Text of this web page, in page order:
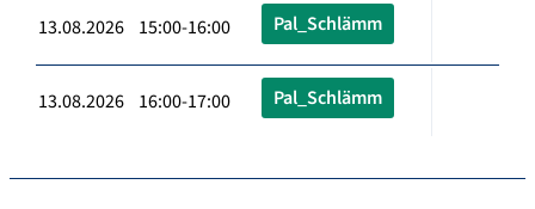
13.08.2026 15:00-16:00 Pal_Schlämm
13.08.2026 16:00-17:00 Pal_Schlämm